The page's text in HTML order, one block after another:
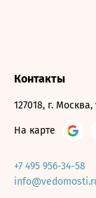
Контакты
127018, г.
На карте
+7 495 956-34-58